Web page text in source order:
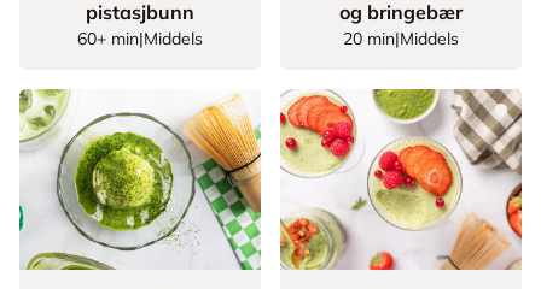
pistasjbunn
60+ min|Middels
og bringebær
20 min|Middels